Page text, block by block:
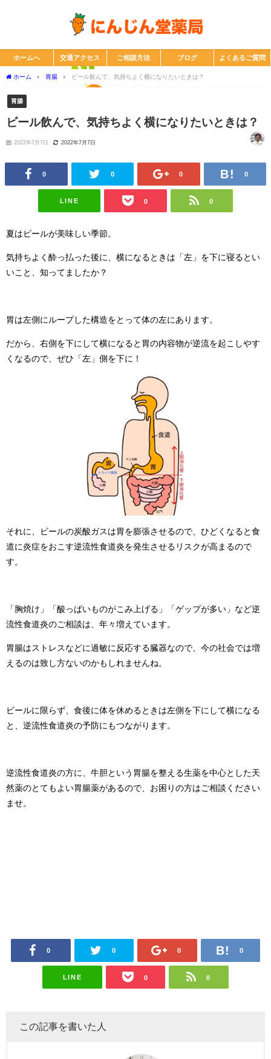
ホームへ 交通アクセス ご相談方法 ブログ よくあるご質問
ホーム 胃腸 ビール飲んで、気持ちよく横になりたいときは？
胃腸
ビール飲んで、気持ちよく横になりたいときは？
2022年7月7日 2022年7月7日
0 0 0 0
LINE 0 0
夏はビールが美味しい季節。
気持ちよく酔っ払った後に、横になるときは「左」を下に寝るとい
いこと、知ってましたか？
胃は左側にループした構造をとって体の左にあります。
だから、右側を下にして横になると胃の内容物が逆流を起こしやす
くなるので、ぜひ「左」側を下に！
それに、ビールの炭酸ガスは胃を膨張させるので、ひどくなると食
道に炎症をおこす逆流性食道炎を発生させるリスクが高まるので
す。
「 胸焼け 」「酸っぱいものがこみ上げる 」「ゲップが多い 」など逆
流性食道炎のご相談は、年々増えています。
胃腸はストレスなどに過敏に反応する臓器なので、今の社会では増
えるのは致し方ないのかもしれませんね。
ビールに限らず、食後に体を休めるときは左側を下にして横になる
と、逆流性食道炎の予防にもつながります。
逆流性食道炎の方に、 牛胆 という 胃腸を整える生薬を中心とした天
然薬のとてもよい胃腸薬があるので、お困りの方はご相談ください
ませ。
0 0 0 0
LINE 0 0
この記事を書いた人